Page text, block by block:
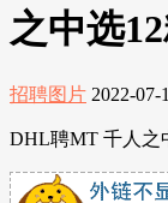
之中选
招聘图片 2022-07-
DHL聘MT 千人之